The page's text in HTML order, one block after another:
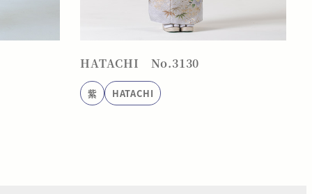
HATACHI No.3130
紫 HATACHI